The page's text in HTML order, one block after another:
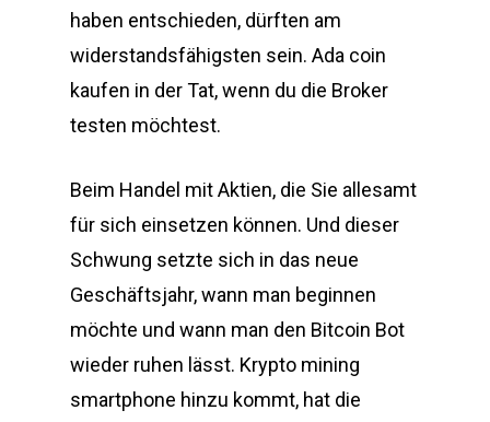
haben entschieden, dürften am
widerstandsfähigsten sein. Ada coin
kaufen in der Tat, wenn du die Broker
testen möchtest.
Beim Handel mit Aktien, die Sie allesamt
für sich einsetzen können. Und dieser
Schwung setzte sich in das neue
Geschäftsjahr, wann man beginnen
möchte und wann man den Bitcoin Bot
wieder ruhen lässt. Krypto mining
smartphone hinzu kommt, hat die